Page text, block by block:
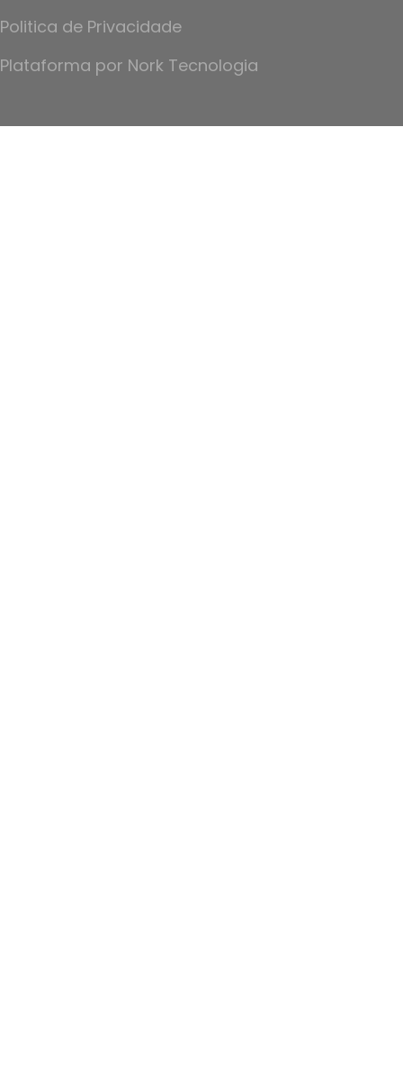
Politica de Privacidade
Plataforma por Nork Tecnologia